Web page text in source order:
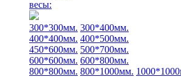
весы:
300*300мм. 300*400мм.
400*400мм. 400*500мм.
450*600мм. 500*700мм.
600*600мм. 600*800мм.
800*800мм. 800*1000мм.